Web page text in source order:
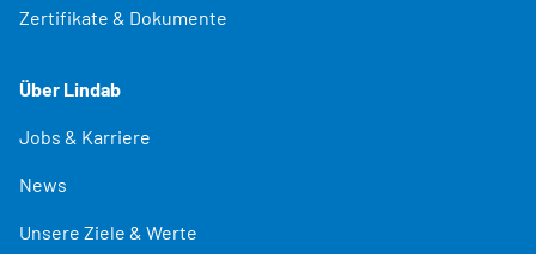
Zertifikate & Dokumente
Über Lindab
Jobs & Karriere
News
Unsere Ziele & Werte